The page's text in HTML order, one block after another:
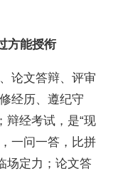
方能授衔
论文答辩、评审
经历、遵纪守
辩经考试，是“现
一问一答，比拼
场定力；论文答